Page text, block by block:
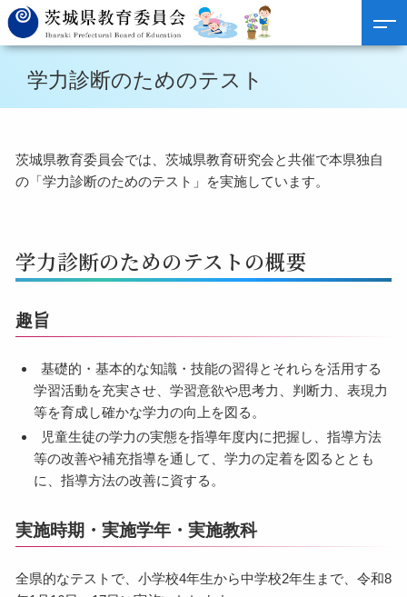
学力診断のためのテスト
茨城県教育委員会では、茨城県教育研究会と共催で本県独自
の「学力診断のためのテスト」を実施しています。
学力診断のためのテストの概要
趣旨
基礎的・基本的な知識・技能の習得とそれらを活用する
学習活動を充実させ、学習意欲や思考力、判断力、表現力
等を育成し確かな学力の向上を図る。
児童生徒の学力の実態を指導年度内に把握し、指導方法
等の改善や補充指導を通して、学力の定着を図るととも
に、指導方法の改善に資する。
実施時期・実施学年・実施教科
全県的なテストで、小学校4年生から中学校2年生まで、令和8